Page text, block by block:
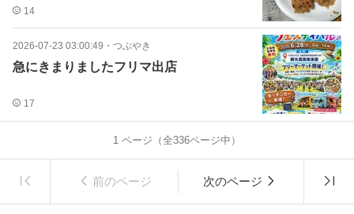
14
2026-07-23 03:00:49 ・ つぶやき
急にきまりましたフリマ出店
17
1 ページ（全336ページ中）
前のページ 次のページ